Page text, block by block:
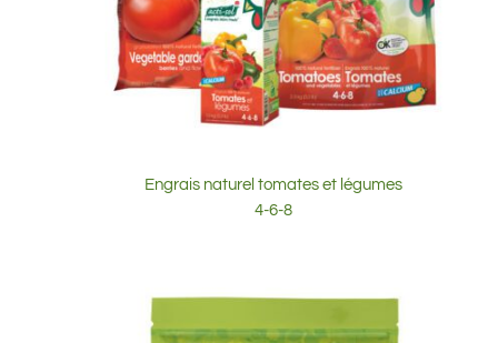
Engrais naturel tomates et légumes
4-6-8